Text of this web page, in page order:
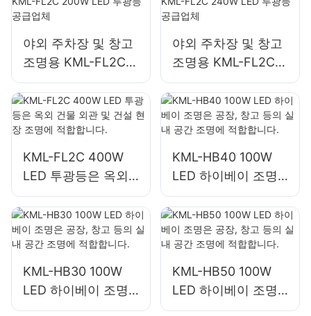
야외 주차장 및 창고
조명용 KML-FL2C
200W LED 투광등
공급업체
야외 주차장 및 창고
조명용 KML-FL2C
240W LED 투광등
공급업체
KML-FL2C 400W
LED 투광등은 옥외
건물 외관 및 건설 현
장 조명에 적합합니
다.
KML-HB40 100W
LED 하이베이 조명
은 공장, 창고 등의
실내 공간 조명에 적
합합니다.
KML-HB30 100W
LED 하이베이 조명
은 공장, 창고 등의
KML-HB50 100W
LED 하이베이 조명
은 공장, 창고 등의